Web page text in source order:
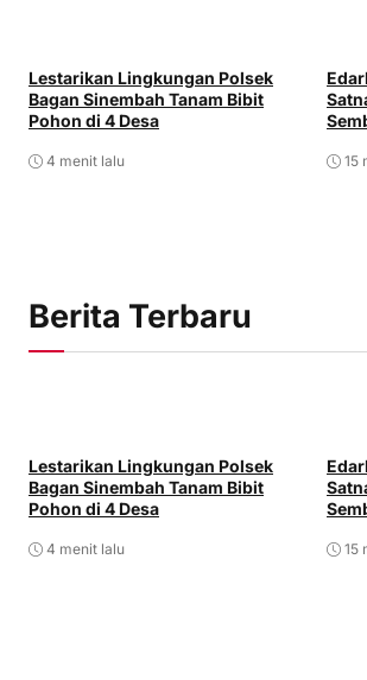
Lestarikan Lingkungan Polsek
Bagan Sinembah Tanam Bibit
Pohon di 4 Desa
4 menit lalu 15
Berita Terbaru
Lestarikan Lingkungan Polsek
Bagan Sinembah Tanam Bibit
Pohon di 4 Desa
4 menit lalu 15